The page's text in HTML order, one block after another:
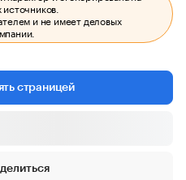
и не имеет деловых
страницей